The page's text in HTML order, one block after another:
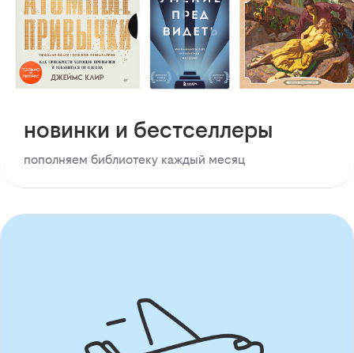
новинки и бестселлеры
пополняем библиотеку каждый месяц